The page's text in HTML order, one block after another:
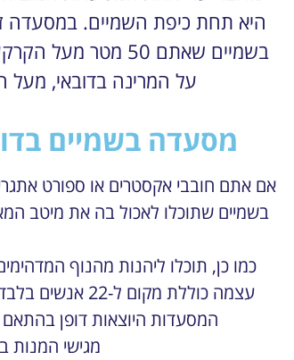
היא תחת כיפת השמיים. במסעדה
על המרינה בדובאי, מעל
מסעדה בשמיים
אם אתם חובבי אקסטרים או ספורט
כמו כן, תוכלו ליהנות מהנוף
עצמה כוללת
המסעדות היוצאות דופן
מגישי המנות